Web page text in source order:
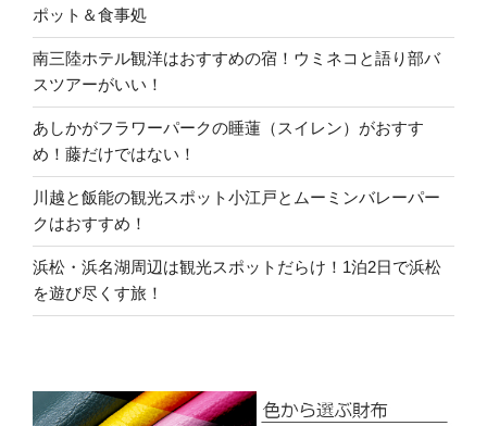
ポット＆食事処
南三陸ホテル観洋はおすすめの宿！ウミネコと語り部バ
スツアーがいい！
あしかがフラワーパークの睡蓮（スイレン）がおすす
め！藤だけではない！
川越と飯能の観光スポット小江戸とムーミンバレーパー
クはおすすめ！
浜松・浜名湖周辺は観光スポットだらけ！1泊2日で浜松
を遊び尽くす旅！